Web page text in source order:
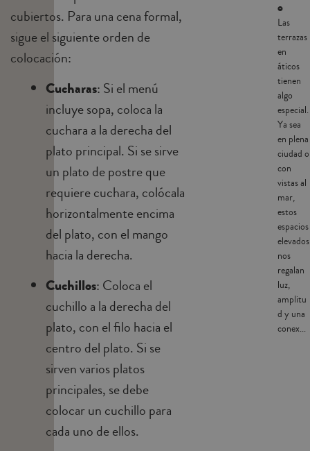
cubiertos. Para una cena formal,
sigue el siguiente orden de
colocación:
Cucharas: Si el menú
incluye sopa, coloca la
cuchara a la derecha del
plato principal. Si se sirve
un plato de postre que
requiere cuchara, colócala
horizontalmente encima
del plato, con el mango
hacia la derecha.
Cuchillos: Coloca el
cuchillo a la derecha del
plato, con el filo hacia el
centro del plato. Si se
sirven varios platos
principales, se debe
colocar un cuchillo para
cada uno de ellos.
o
Las
terrazas
en
áticos
tienen
algo
especial.
Ya sea
en plena
ciudad o
con
vistas al
mar,
estos
espacios
elevados
nos
regalan
luz,
amplitu
d y una
conex...